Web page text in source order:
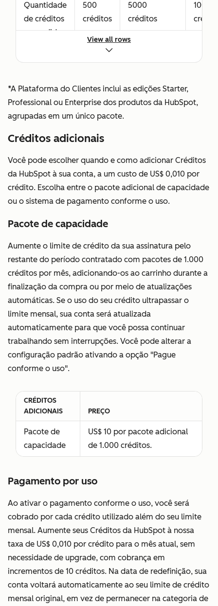
acesso
ferramentas
avançadas de
CPQ. A
funcionalidade
Revenue Hub
também inclui
acesso à
Licença
Permite que
um usuário
serviços de
assinatura sem
alteração em
Licença de
parceiro
Permite que
um usuário
visualize os
assinatura sem
alteração em
sua conta.
Você concorda
em conceder
ou confirmar
uma licença de
parceiro
exclusivamente
sem custo
adicional.
Disponível sem
adicional.
Quantidade
de créditos
concedidos
ou da
Plataforma
do
500
créditos
5000
créditos
10000
View all rows
*A Plataforma do Clientes inclui as edições Starter,
Professional ou Enterprise dos produtos da HubSpot,
agrupadas em um único pacote.
Créditos adicionais
Você pode escolher quando e como adicionar Créditos
da HubSpot à sua conta, a um custo de US$ 0,010 por
crédito. Escolha entre o pacote adicional de capacidade
ou o sistema de pagamento conforme o uso.
Pacote de capacidade
Aumente o limite de crédito da sua assinatura pelo
restante do período contratado com pacotes de 1.000
créditos por mês, adicionando-os ao carrinho durante a
finalização da compra ou por meio de atualizações
automáticas. Se o uso do seu crédito ultrapassar o
limite mensal, sua conta será atualizada
automaticamente para que você possa continuar
trabalhando sem interrupções. Você pode alterar a
configuração padrão ativando a opção "Pague
conforme o uso".
CRÉDITOS
ADICIONAIS
PREÇO
Pacote de
capacidade
US$ 10 por pacote adicional
de 1.000 créditos.
Pagamento por uso
Ao ativar o pagamento conforme o uso, você será
cobrado por cada crédito utilizado além do seu limite
mensal. Aumente seus Créditos da HubSpot à nossa
taxa de US$ 0,010 por crédito para o mês atual, sem
necessidade de upgrade, com cobrança em
incrementos de 10 créditos. Na data de redefinição, sua
conta voltará automaticamente ao seu limite de crédito
mensal original, em vez de permanecer na categoria de